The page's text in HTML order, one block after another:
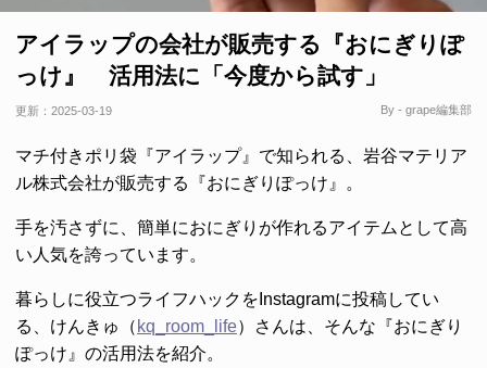
アイラップの会社が販売する『おにぎりぽ
っけ』 活用法に「今度から試す」
更新： 2025-03-19 By - grape編集部
マチ付きポリ袋『アイラップ』で知られる、岩谷マテリア
ル株式会社が販売する『おにぎりぽっけ』。
手を汚さずに、簡単におにぎりが作れるアイテムとして高
い人気を誇っています。
暮らしに役立つライフハックをInstagramに投稿してい
る、けんきゅ（ kq_room_life）さんは、そんな『おにぎり
ぽっけ』の活用法を紹介。